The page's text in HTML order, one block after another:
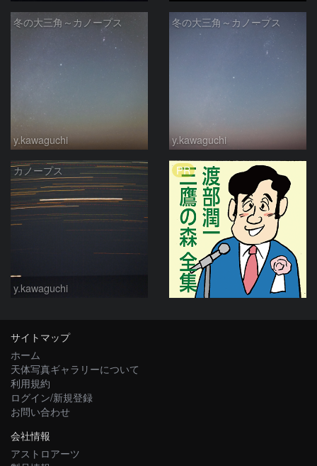
冬の大三角～カノープス
y.kawaguchi
冬の大三角～カノープス
y.kawaguchi
カノープス
y.kawaguchi
PR
サイトマップ
ホーム
天体写真ギャラリーについて
利用規約
ログイン/新規登録
お問い合わせ
会社情報
アストロアーツ